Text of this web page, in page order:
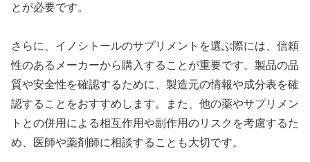
とが必要です。
さらに、イノシトールのサプリメントを選ぶ際には、信頼
性のあるメーカーから購入することが重要です。製品の品
質や安全性を確認するために、製造元の情報や成分表を確
認することをおすすめします。また、他の薬やサプリメン
トとの併用による相互作用や副作用のリスクを考慮するた
め、医師や薬剤師に相談することも大切です。